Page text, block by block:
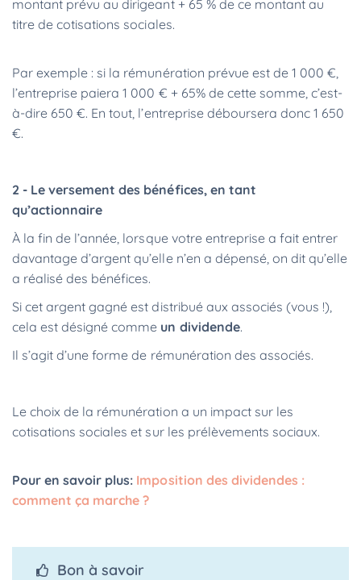
montant prévu au dirigeant + 65 % de ce montant au
titre de cotisations sociales.
Par exemple : si la rémunération prévue est de 1 000 €,
l’entreprise paiera 1 000 € + 65% de cette somme, c’est-
à-dire 650 €. En tout, l’entreprise déboursera donc 1 650
€.
2 - Le versement des bénéfices, en tant
qu’actionnaire
À la fin de l’année, lorsque votre entreprise a fait entrer
davantage d’argent qu’elle n’en a dépensé, on dit qu’elle
a réalisé des bénéfices.
Si cet argent gagné est distribué aux associés (vous !),
cela est désigné comme un dividende.
Il s’agit d’une forme de rémunération des associés.
Le choix de la rémunération a un impact sur les
cotisations sociales et sur les prélèvements sociaux.
Pour en savoir plus: Imposition des dividendes :
comment ça marche ?
Bon à savoir